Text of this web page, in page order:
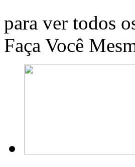
para ver todos
Faça Você